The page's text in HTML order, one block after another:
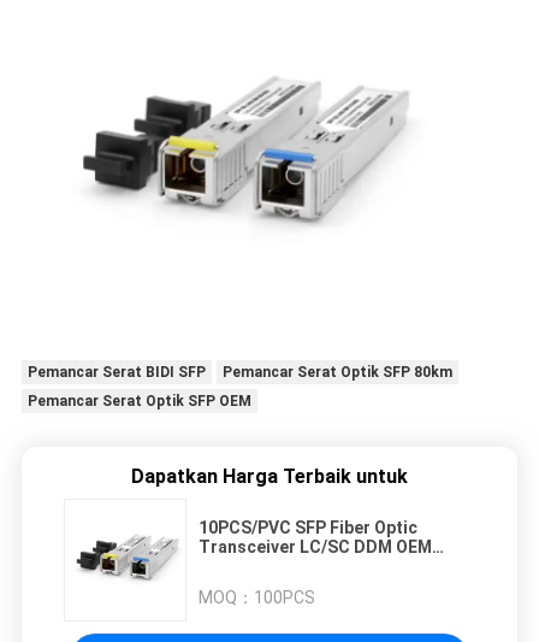
Pemancar Serat BIDI SFP
Pemancar Serat Optik SFP 80km
Pemancar Serat Optik SFP OEM
Dapatkan Harga Terbaik untuk
10PCS/PVC SFP Fiber Optic
Transceiver LC/SC DDM OEM
80km Simplex
MOQ： 100PCS